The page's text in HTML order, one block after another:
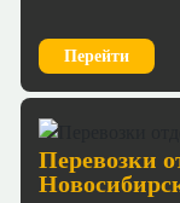
Перейти
Перевозки